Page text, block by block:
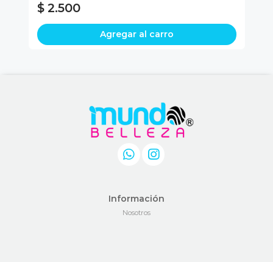
$ 2.500
Agregar al carro
Información
Nosotros